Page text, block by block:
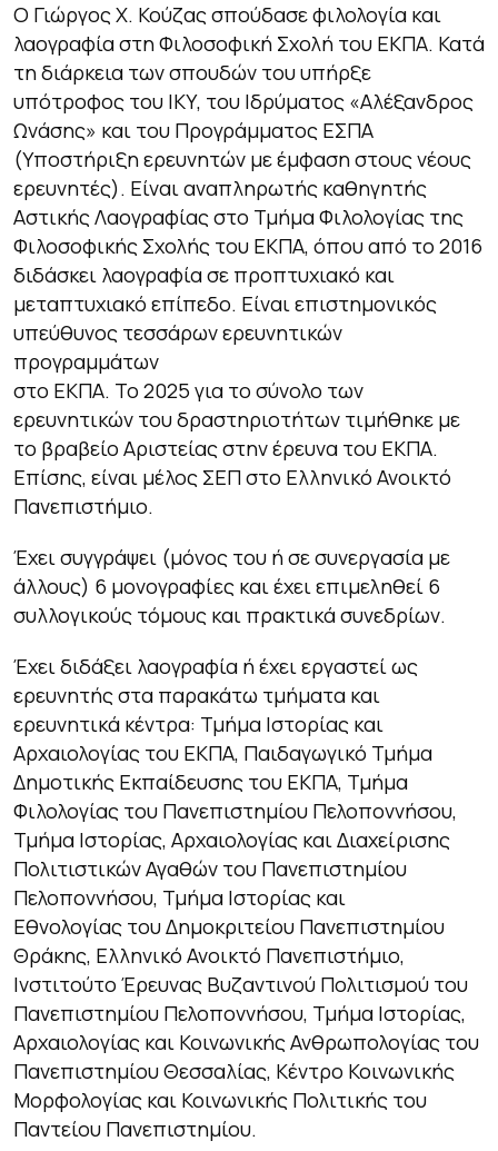
Ο Γιώργος Χ. Κούζας σπούδασε φιλολογία και
λαογραφία στη Φιλοσοφική Σχολή του ΕΚΠΑ. Κατά
τη διάρκεια των σπουδών του υπήρξε
υπότροφος του ΙΚΥ, του Ιδρύματος «Αλέξανδρος
Ωνάσης» και του Προγράμματος ΕΣΠΑ
(Υποστήριξη ερευνητών με έμφαση στους νέους
ερευνητές). Είναι αναπληρωτής καθηγητής
Αστικής Λαογραφίας στο Τμήμα Φιλολογίας της
Φιλοσοφικής Σχολής του ΕΚΠΑ, όπου από το 2016
διδάσκει λαογραφία σε προπτυχιακό και
μεταπτυχιακό επίπεδο. Είναι επιστημονικός
υπεύθυνος τεσσάρων ερευνητικών
προγραμμάτων
στο ΕΚΠΑ. To 2025 για το σύνολο των
ερευνητικών του δραστηριοτήτων τιμήθηκε με
το βραβείο Αριστείας στην έρευνα του ΕΚΠΑ.
Επίσης, είναι μέλος ΣΕΠ στο Ελληνικό Ανοικτό
Πανεπιστήμιο.
Έχει συγγράψει (μόνος του ή σε συνεργασία με
άλλους) 6 μονογραφίες και έχει επιμεληθεί 6
συλλογικούς τόμους και πρακτικά συνεδρίων.
Έχει διδάξει λαογραφία ή έχει εργαστεί ως
ερευνητής στα παρακάτω τμήματα και
ερευνητικά κέντρα: Τμήμα Ιστορίας και
Αρχαιολογίας του ΕΚΠΑ, Παιδαγωγικό Τμήμα
Δημοτικής Εκπαίδευσης του ΕΚΠΑ, Τμήμα
Φιλολογίας του Πανεπιστημίου Πελοποννήσου,
Τμήμα Ιστορίας, Αρχαιολογίας και Διαχείρισης
Πολιτιστικών Αγαθών του Πανεπιστημίου
Πελοποννήσου, Τμήμα Ιστορίας και
Εθνολογίας του Δημοκριτείου Πανεπιστημίου
Θράκης, Ελληνικό Ανοικτό Πανεπιστήμιο,
Ινστιτούτο Έρευνας Βυζαντινού Πολιτισμού του
Πανεπιστημίου Πελοποννήσου, Τμήμα Ιστορίας,
Αρχαιολογίας και Κοινωνικής Ανθρωπολογίας του
Πανεπιστημίου Θεσσαλίας, Κέντρο Κοινωνικής
Μορφολογίας και Κοινωνικής Πολιτικής του
Παντείου Πανεπιστημίου.